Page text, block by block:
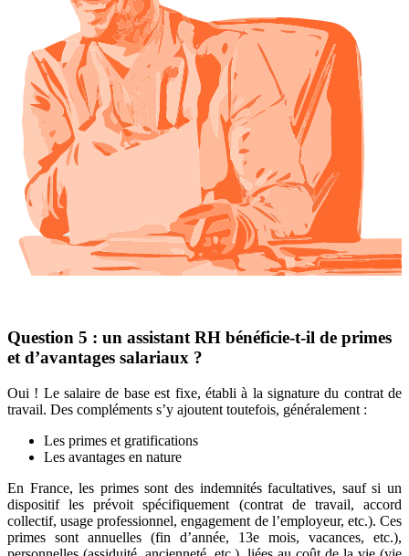
Question 5 : un assistant RH bénéficie-t-il de primes
et d’avantages salariaux ?
Oui ! Le salaire de base est fixe, établi à la signature du contrat de
travail. Des compléments s’y ajoutent toutefois, généralement :
Les primes et gratifications
Les avantages en nature
En France, les primes sont des indemnités facultatives, sauf si un
dispositif les prévoit spécifiquement (contrat de travail, accord
collectif, usage professionnel, engagement de l’employeur, etc.). Ces
primes sont annuelles (fin d’année, 13e mois, vacances, etc.),